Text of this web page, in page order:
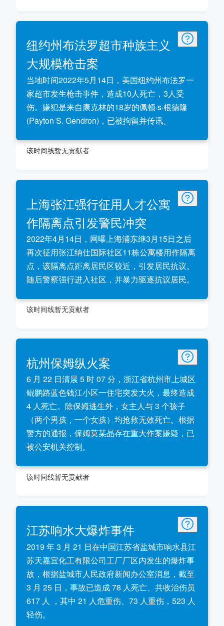
纽约州布法罗超市种族主义
大规模枪击案
当地时间2022年5月14日，美国纽约州布法罗一
家超市发生枪击事件，造成10人死亡，3人受
伤。嫌犯是来自康克林的18岁的佩顿·s·根德隆
(Payton S. Gendron)，已被拘留并传讯。
该时间线暂无贡献者
上海张江强行征用人才公寓
作隔离点引发警民冲突
2022年4月14日，网曝上海浦东继3月15日之后
再次征用张江纳仕国际社区11栋公寓楼用作隔离
点，该隔离点距离居民区较近，引发居民抗议。
随后警察强行进入社区，并暴力驱逐抗议居民。
该时间线暂无贡献者
杭州保姆纵火案
6 月 22 日清晨 5 时 07 分，浙江省杭州市上城区
鲲鹏路蓝色钱江小区一住宅突发大火，最终造成
4 人死亡。除保姆逃生外，女主人与 3 个孩子
（两个男孩，一个女孩）均抢救无效死亡。根据
警方的通报，保姆莫某晶存在重大作案嫌疑，已
被公安机关控制。
该时间线暂无贡献者
江苏响水大爆炸事件
2019 年 3 月 21 日在中国江苏省盐城市响水县江
苏天嘉宜化工有限公司工厂厂区内发生的爆炸事
故，根据盐城市人民政府新闻办公室消息，截至
3 月 25 日，事故已造成 78 人死亡、共收治伤员
617 人 ，其中 21 人危重伤、73 人重伤，523 人
轻伤。